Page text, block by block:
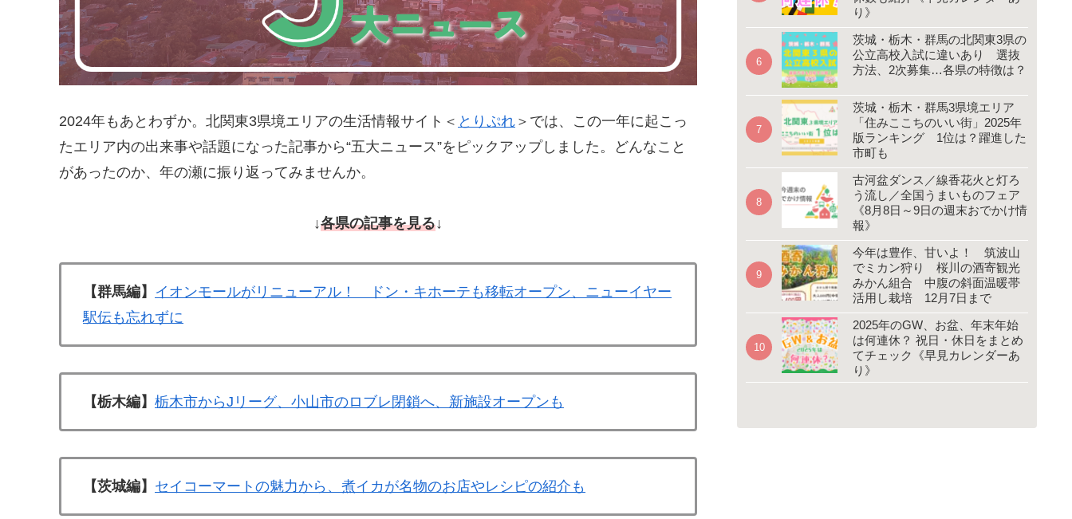
2024年もあとわずか。北関東3県境エリアの生活情報サイト＜ とりぷれ ＞では、この一年に起こっ
たエリア内の出来事や話題になった記事から“五大ニュース”をピックアップしました。どんなこと
があったのか、年の瀬に振り返ってみませんか。
↓各県の記事を見る↓
【群馬編】 イオンモールがリニューアル！ ドン・キホーテも移転オープン、ニューイヤー
駅伝も忘れずに
【栃木編】 栃木市からJリーグ、小山市のロブレ閉鎖へ、新施設オープンも
【茨城編】 セイコーマートの魅力から、煮イカが名物のお店やレシピの紹介も
り》
茨城・栃木・群馬の北関東3県の
公立高校入試に違いあり 選抜
方法、2次募集…各県の特徴は？
茨城・栃木・群馬3県境エリア
「住みここちのいい街」2025年
版ランキング 1位は？躍進した
市町も
古河盆ダンス／線香花火と灯ろ
う流し／全国うまいものフェア
《8月8日～9日の週末おでかけ情
報》
今年は豊作、甘いよ！ 筑波山
でミカン狩り 桜川の酒寄観光
みかん組合 中腹の斜面温暖帯
活用し栽培 12月7日まで
2025年のGW、お盆、年末年始
は何連休？ 祝日・休日をまとめ
てチェック《早見カレンダーあ
り》